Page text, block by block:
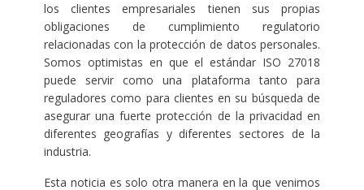
los clientes empresariales tienen sus propias
obligaciones de cumplimiento regulatorio
relacionadas con la protección de datos personales.
Somos optimistas en que el estándar ISO 27018
puede servir como una plataforma tanto para
reguladores como para clientes en su búsqueda de
asegurar una fuerte protección de la privacidad en
diferentes geografías y diferentes sectores de la
industria.
Esta noticia es solo otra manera en la que venimos